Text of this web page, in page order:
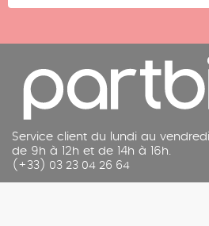
Service client du lundi au vendredi
de 9h à 12h et de 14h à 16h.
(+33) 03 23 04 26 64